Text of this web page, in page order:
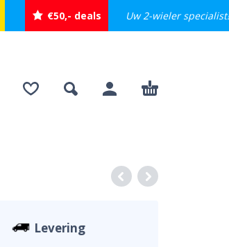
€50,- deals Uw 2-wieler specialist!
Levering